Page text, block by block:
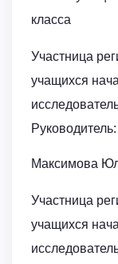
класса
Участница
учащихся
Максимова
Участница
учащихся